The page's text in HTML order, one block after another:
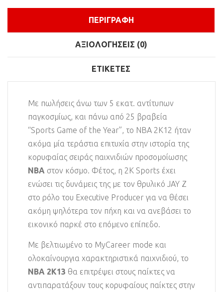
ΠΕΡΙΓΡΑΦΉ
ΑΞΙΟΛΟΓΉΣΕΙΣ (0)
ΕΤΙΚΈΤΕΣ
Με πωλήσεις άνω των 5 εκατ. αντίτυπων
παγκοσμίως, και πάνω από 25 βραβεία
“Sports Game of the Year”, το NBA 2K12 ήταν
ακόμα μία τεράστια επιτυχία στην ιστορία της
κορυφαίας σειράς παιχνιδιών προσομοίωσης
ΝΒΑ στον κόσμο. Φέτος, η 2K Sports έχει
ενώσει τις δυνάμεις της με τον θρυλικό JAY Z
στο ρόλο του Executive Producer για να θέσει
ακόμη ψηλότερα τον πήχη και να ανεβάσει το
εικονικό παρκέ στο επόμενο επίπεδο.
Με βελτιωμένο το MyCareer mode και
ολοκαίνουργια χαρακτηριστικά παιχνιδιού, το
NBA 2K13 θα επιτρέψει στους παίκτες να
αντιπαρατάξουν τους κορυφαίους παίκτες στην